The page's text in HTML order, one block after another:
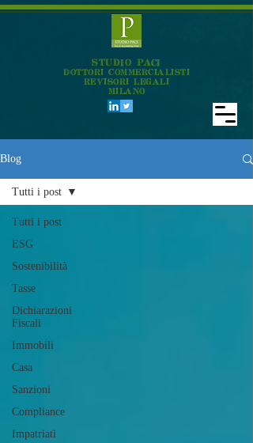
STUDIO PACI
DOTTORI COMMERCIALISTI
REVISORI LEGALI
MILANO
Blog
Tutti i post
ESG
Sostenibilità
Tasse
Dichiarazioni
Fiscali
Immobili
Casa
Sanzioni
Compliance
Impatriati
Tutti i post